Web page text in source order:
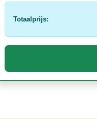
Totaalprijs: